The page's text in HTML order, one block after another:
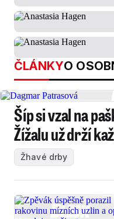
ČLÁNKYO
Šíp si vzal na
Žížalu už drží
Žhavé drby